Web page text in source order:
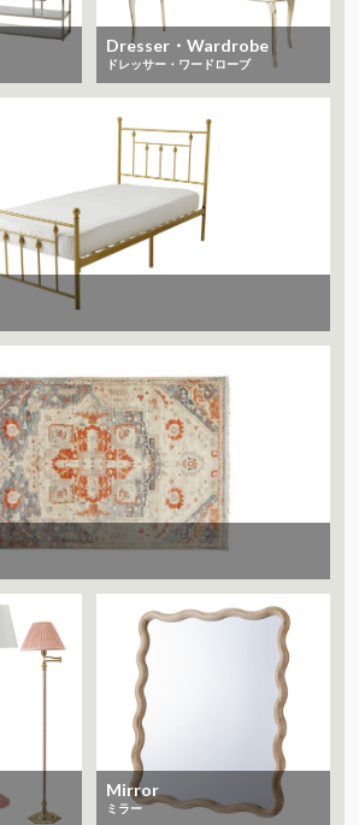
Dresser・Wardrobe
ドレッサー・ワードローブ
Mirror
ミラー